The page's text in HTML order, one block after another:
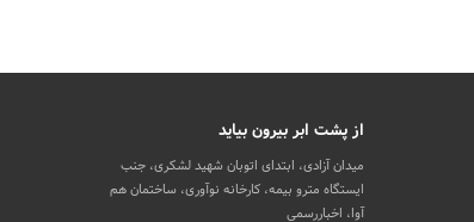
از پشت ابر بیرون بیاید
میدان آزادی، ابتدای اتوبان شهید لشکری، جنب
ایستگاه مترو بیمه، کارخانه نوآوری، ساختمان هم
آوا، اخباررسمی